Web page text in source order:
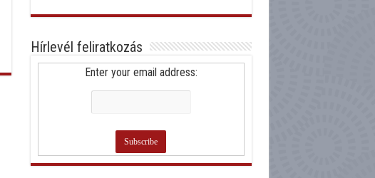
Hírlevél feliratkozás
Enter your email address: